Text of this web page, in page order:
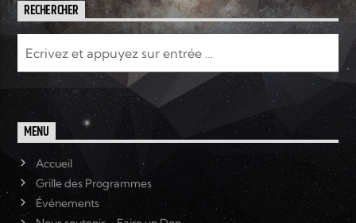
RECHERCHER
MENU
Accueil
Grille des Programmes
Événements